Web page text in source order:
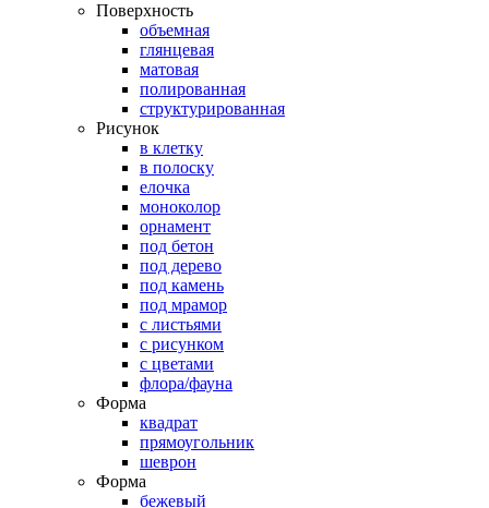
Поверхность
объемная
глянцевая
матовая
полированная
структурированная
Рисунок
в клетку
в полоску
елочка
моноколор
орнамент
под бетон
под дерево
под камень
под мрамор
с листьями
с рисунком
с цветами
флора/фауна
Форма
квадрат
прямоугольник
шеврон
Форма
бежевый